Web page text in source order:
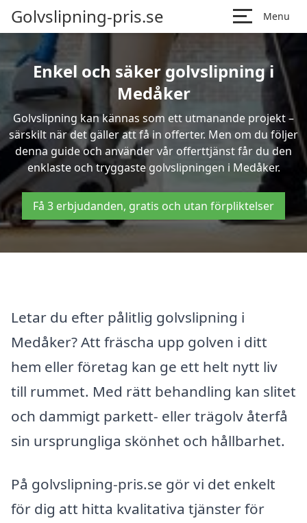
Golvslipning-pris.se Menu
Enkel och säker golvslipning i
Medåker
Golvslipning kan kännas som ett utmanande projekt –
särskilt när det gäller att få in offerter. Men om du följer
denna guide och använder vår offerttjänst får du den
enklaste och tryggaste golvslipningen i Medåker.
Få 3 erbjudanden, gratis och utan förpliktelser
Letar du efter pålitlig golvslipning i
Medåker? Att fräscha upp golven i ditt
hem eller företag kan ge ett helt nytt liv
till rummet. Med rätt behandling kan slitet
och dammigt parkett- eller trägolv återfå
sin ursprungliga skönhet och hållbarhet.
På golvslipning-pris.se gör vi det enkelt
för dig att hitta kvalitativa tjänster för